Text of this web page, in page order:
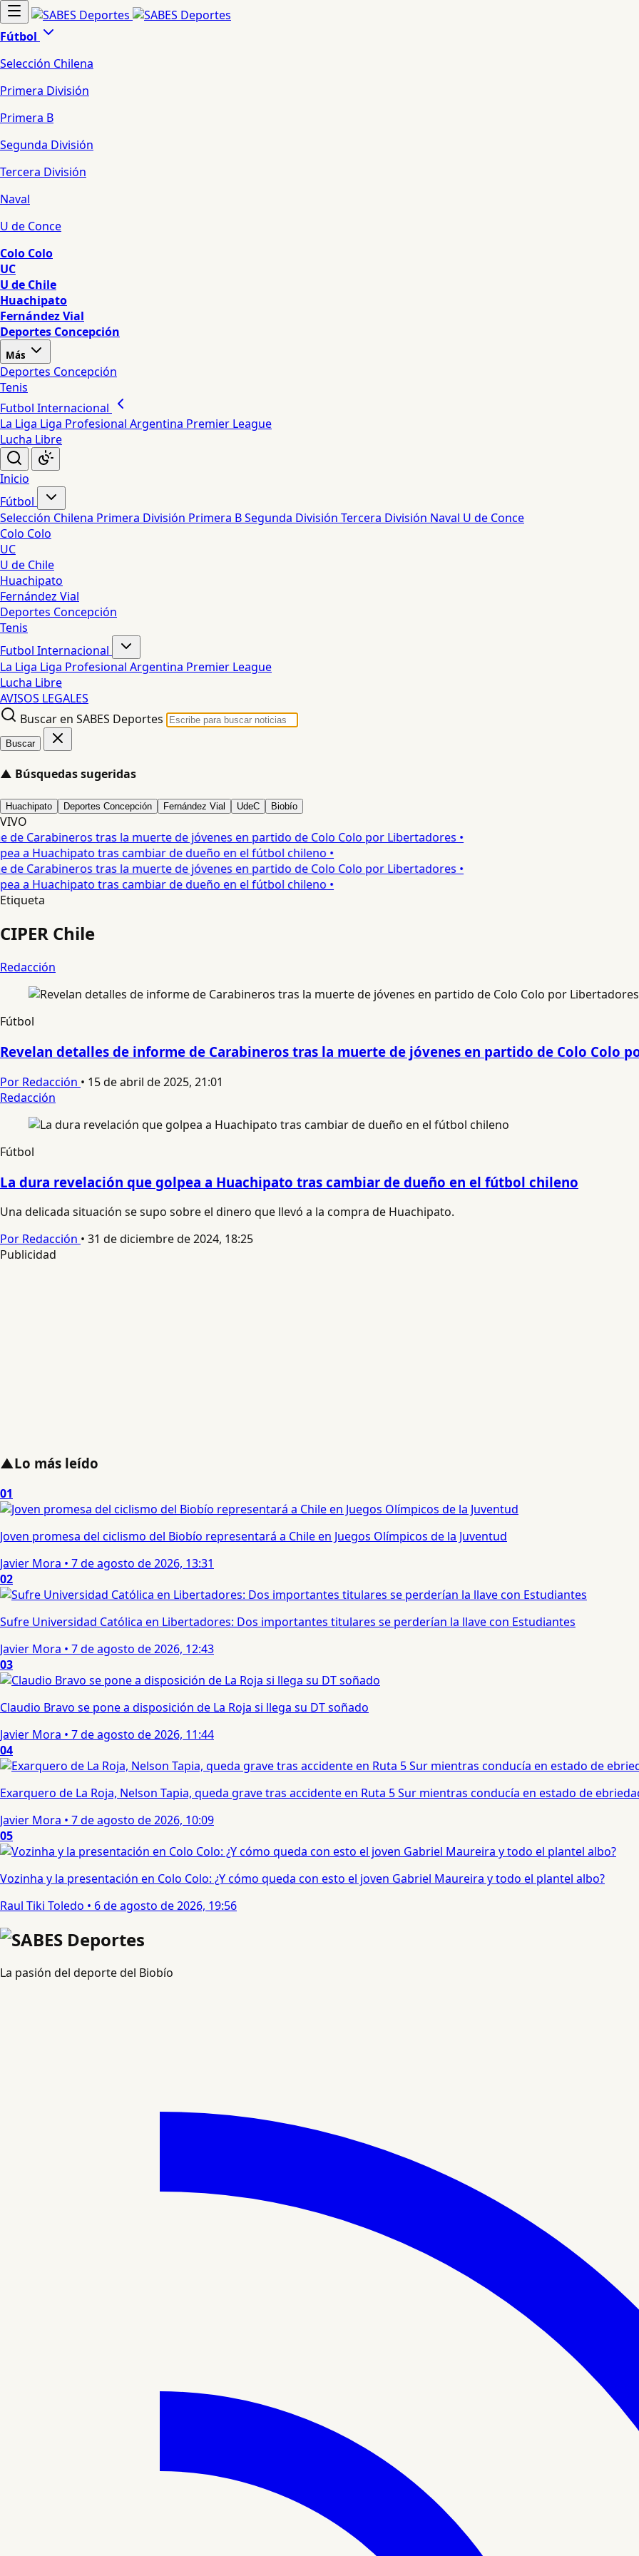
Fútbol
Selección Chilena
Primera División
Primera B
Segunda División
Tercera División
Naval
U de Conce
Colo Colo
UC
U de Chile
Huachipato
Fernández Vial
Deportes Concepción
Más
Deportes Concepción
Tenis
Futbol Internacional
La Liga Liga Profesional Argentina Premier League
Lucha Libre
Inicio
Fútbol
Selección Chilena Primera División Primera BSegunda División Tercera División Naval U de Conce
Colo Colo
UC
U de Chile
Huachipato
Fernández Vial
Deportes Concepción
Tenis
Futbol Internacional
La Liga Liga Profesional Argentina Premier League
Lucha Libre
AVISOS LEGALES
Buscar en SABES Deportes
Buscar
▲ Búsquedas sugeridas
Huachipato Deportes Concepción Fernández Vial UdeC Biobío
VIVO
Carabineros tras la muerte de jóvenes en partido de Colo Colo por Libertadores •
a Huachipato tras cambiar de dueño en el fútbol chileno •
Carabineros tras la muerte de jóvenes en partido de Colo Colo por Libertadores •
a Huachipato tras cambiar de dueño en el fútbol chileno •
Etiqueta
CIPER Chile
Redacción
Fútbol
Revelan detalles de informe de Carabineros tras la muerte de jóvenes en partido de Colo Colo
Por Redacción • 15 de abril de 2025, 21:01
Redacción
Fútbol
La dura revelación que golpea a Huachipato tras cambiar de dueño en el fútbol chileno
Una delicada situación se supo sobre el dinero que llevó a la compra de Huachipato.
Por Redacción • 31 de diciembre de 2024, 18:25
Publicidad
▲Lo más leído
01
Joven promesa del ciclismo del Biobío representará a Chile en Juegos Olímpicos de la Juventud
Javier Mora • 7 de agosto de 2026, 13:31
02
Sufre Universidad Católica en Libertadores: Dos importantes titulares se perderían la llave con Estudiantes
Javier Mora • 7 de agosto de 2026, 12:43
03
Claudio Bravo se pone a disposición de La Roja si llega su DT soñado
Javier Mora • 7 de agosto de 2026, 11:44
04
Exarquero de La Roja, Nelson Tapia, queda grave tras accidente en Ruta 5 Sur mientras conducía en estado de
Javier Mora • 7 de agosto de 2026, 10:09
05
Vozinha y la presentación en Colo Colo: ¿Y cómo queda con esto el joven Gabriel Maureira y todo el plantel albo?
Raul Tiki Toledo • 6 de agosto de 2026, 19:56
La pasión del deporte del Biobío